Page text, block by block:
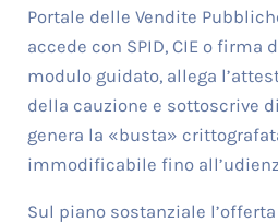
Portale delle Vendite
accede con SPID, CIE o firma
modulo guidato, allega
della cauzione e sottoscrive
genera la «busta»
immodificabile fino
Sul piano sostanziale